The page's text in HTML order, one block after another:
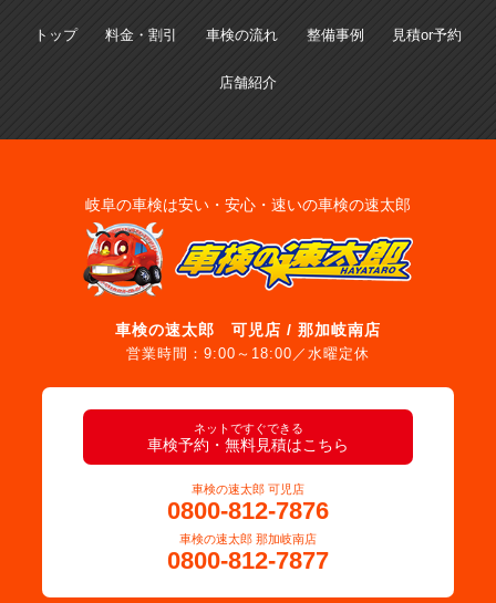
トップ 料金・割引 車検の流れ 整備事例 見積or予約
店舗紹介
岐阜の車検は安い・安心・速いの車検の速太郎
車検の速太郎 可児店 / 那加岐南店
営業時間：9:00～18:00／水曜定休
ネットですぐできる
車検予約・無料見積はこちら
車検の速太郎 可児店
0800-812-7876
車検の速太郎 那加岐南店
0800-812-7877